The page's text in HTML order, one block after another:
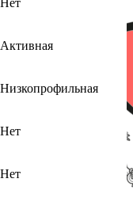
Нет
Активная
Низкопрофильная
Нет
Нет